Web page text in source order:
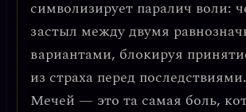
символизирует паралич воли:
застыл между двумя
вариантами, блокируя
из страха перед
Мечей — это та самая боль,